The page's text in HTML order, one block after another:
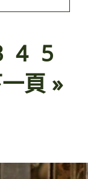
4 5
頁 »